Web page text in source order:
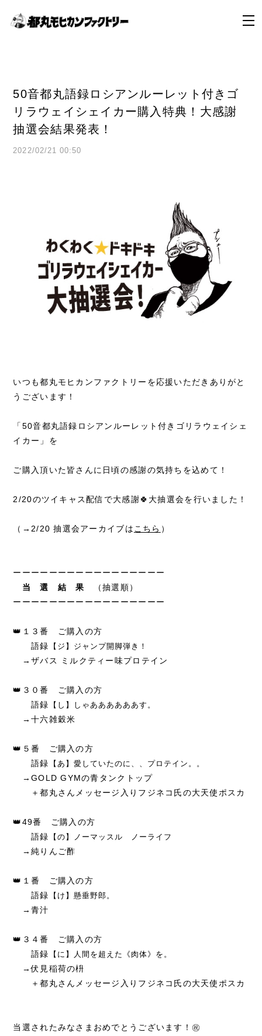
50音都丸語録ロシアンルーレット付きゴ
リラウェイシェイカー購入特典！大感謝
抽選会結果発表！
2022/02/21 00:50
いつも都丸モヒカンファクトリーを応援いただきありがと
うございます！
「50音都丸語録ロシアンルーレット付きゴリラウェイシェ
イカー」を
ご購入頂いた皆さんに日頃の感謝の気持ちを込めて！
2/20のツイキャス配信で大感謝🍀大抽選会を行いました！
（→2/20 抽選会アーカイブは こちら ）
ーーーーーーーーーーーーーーーーー
当 選 結 果
（抽選順）
ーーーーーーーーーーーーーーーーー
👑１３番 ご購入の方
語録
【ジ】ジャンプ開脚弾き！
→ザバス ミルクティー味プロテイン
👑３０番 ご購入の方
語録
【し】しゃああああああす。
→十六雑穀米
👑５番 ご購入の方
語録
【あ】愛していたのに、、プロテイン。。
→GOLD GYMの青タンクトップ
＋都丸さんメッセージ入りフジネコ氏の大天使ポスカ
👑49番 ご購入の方
語録
【の】ノーマッスル ノーライフ
→純りんご酢
👑１番 ご購入の方
語録
【け】懸垂野郎。
→青汁
👑３４番 ご購入の方
語録
【に】人間を超えた《肉体》を。
→伏見稲荷の枡
＋都丸さんメッセージ入りフジネコ氏の大天使ポスカ
当選されたみなさまおめでとうございます！㊗️